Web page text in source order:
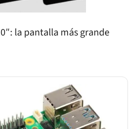
la pantalla más grande